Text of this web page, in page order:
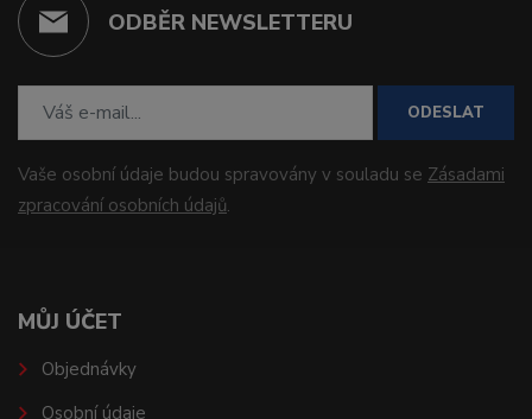
ODBĚR NEWSLETTERU
ODESLAT
Vaše osobní údaje budou spravovány v souladu se Zásadami
zpracování osobních údajů.
MŮJ ÚČET
Objednávky
Osobní údaje